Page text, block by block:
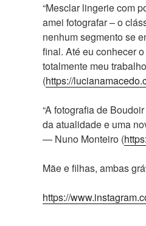
“Mesclar lingerie com
amei fotografar – o
nenhum segmento se
final. Até eu conhecer
totalmente meu
(https://
“A fotografia de
da atualidade e uma
— Nuno Monteiro (
Mãe e filhas, ambas
https://